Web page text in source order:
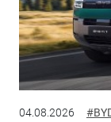
04.08.2026